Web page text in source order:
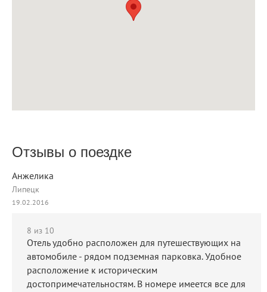
Отзывы о поездке
Анжелика
Липецк
19.02.2016
8 из 10
Отель удобно расположен для путешествующих на
автомобиле - рядом подземная парковка. Удобное
расположение к историческим
достопримечательностям. В номере имеется все для